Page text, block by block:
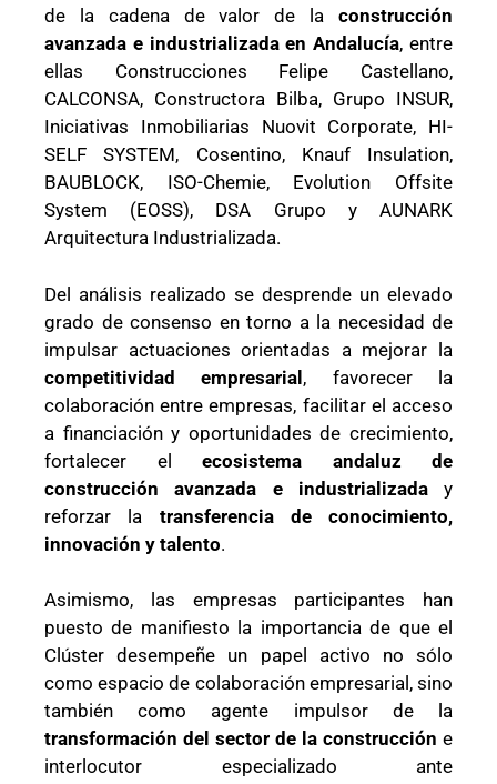
de la cadena de valor de la construcción
avanzada e industrializada en Andalucía, entre
ellas Construcciones Felipe Castellano,
CALCONSA, Constructora Bilba, Grupo INSUR,
Iniciativas Inmobiliarias Nuovit Corporate, HI-
SELF SYSTEM, Cosentino, Knauf Insulation,
BAUBLOCK, ISO-Chemie, Evolution Offsite
System (EOSS), DSA Grupo y AUNARK
Arquitectura Industrializada.
Del análisis realizado se desprende un elevado
grado de consenso en torno a la necesidad de
impulsar actuaciones orientadas a mejorar la
competitividad empresarial, favorecer la
colaboración entre empresas, facilitar el acceso
a financiación y oportunidades de crecimiento,
fortalecer el ecosistema andaluz de
construcción avanzada e industrializaday
reforzar la transferencia de conocimiento,
innovación y talento.
Asimismo, las empresas participantes han
puesto de manifiesto la importancia de que el
Clúster desempeñe un papel activo no sólo
como espacio de colaboración empresarial, sino
también como agente impulsor de la
transformación del sector de la construcción e
interlocutor especializado ante